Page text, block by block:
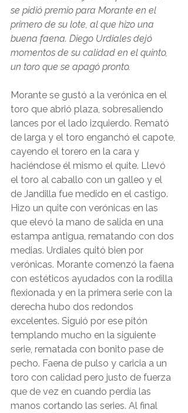
se pidió premio para Morante en el
primero de su lote, al que hizo una
buena faena. Diego Urdiales dejó
momentos de su calidad en el quinto,
un toro que se apagó pronto.
Morante se gustó a la verónica en el
toro que abrió plaza, sobresaliendo
lances por el lado izquierdo. Remató
de larga y el toro enganchó el capote,
cayendo el torero en la cara y
haciéndose él mismo el quite. Llevó
el toro al caballo con un galleo y el
de Jandilla fue medido en el castigo.
Hizo un quite con verónicas en las
que elevó la mano de salida en una
estampa antigua, rematando con dos
medias. Urdiales quitó bien por
verónicas. Morante comenzó la faena
con estéticos ayudados con la rodilla
flexionada y en la primera serie con la
derecha hubo dos redondos
excelentes. Siguió por ese pitón
templando mucho en la siguiente
serie, rematada con bonito pase de
pecho. Faena de pulso y caricia a un
toro con calidad pero justo de fuerza
que de vez en cuando perdía las
manos cortando las series. Al final